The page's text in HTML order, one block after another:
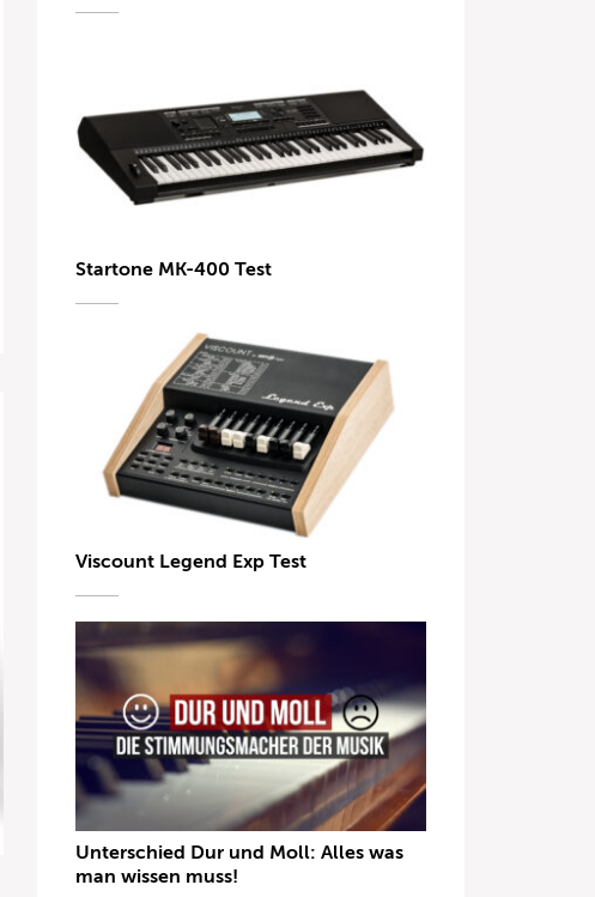
Startone MK-400 Test
Viscount Legend Exp Test
Unterschied Dur und Moll: Alles was
man wissen muss!